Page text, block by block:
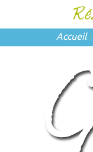
Accueil